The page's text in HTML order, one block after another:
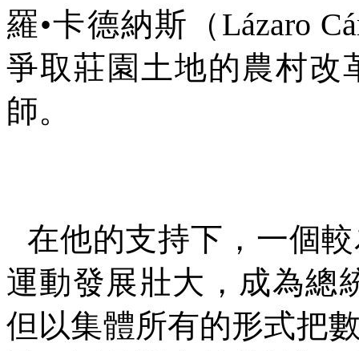
羅•卡德納斯（ Lázaro
爭取莊園土地的農村改
師。
在他的支持下，一個
運動發展壯大，成為總
但以集體所有的形式把